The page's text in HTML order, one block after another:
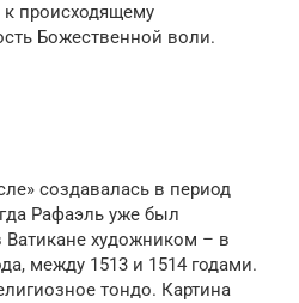
происходящему
Божественной воли.
создавалась в период
Рафаэль уже был
художником – в
между 1513 и 1514 годами.
тондо. Картина